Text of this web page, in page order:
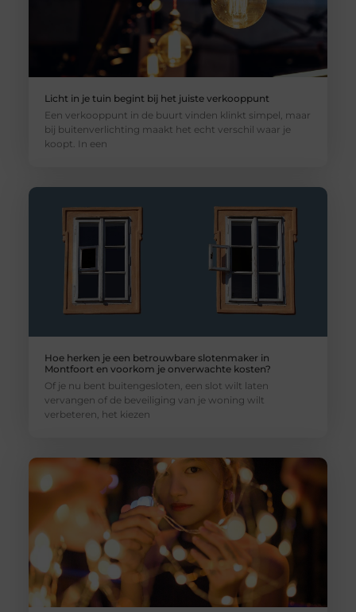
Licht in je tuin begint bij het juiste verkooppunt
Een verkooppunt in de buurt vinden klinkt simpel, maar
bij buitenverlichting maakt het echt verschil waar je
koopt. In een
Hoe herken je een betrouwbare slotenmaker in
Montfoort en voorkom je onverwachte kosten?
Of je nu bent buitengesloten, een slot wilt laten
vervangen of de beveiliging van je woning wilt
verbeteren, het kiezen